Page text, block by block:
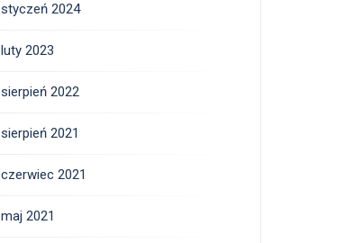
styczeń 2024
luty 2023
sierpień 2022
sierpień 2021
czerwiec 2021
maj 2021